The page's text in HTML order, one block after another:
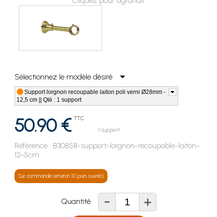
Sélectionnez le modèle désiré
Support lorgnon recoupable laiton poli verni Ø28mm -
12,5 cm || Qté : 1 support
50.90 € TTC
1 support
Référence : B30858-support-lorgnon-recoupable-laiton-
12-5cm
Sur commande (environ 10 jours ouvrés)
Quantité - +